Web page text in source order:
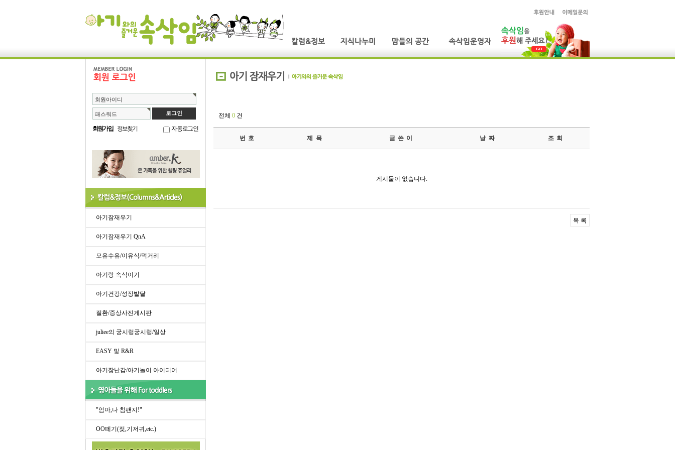
회원아이디
패스워드
회원가입 정보찾기 자동로그인
아기잠재우기
아기잠재우기 QnA
모유수유/이유식/먹거리
아기랑 속삭이기
아기건강/성장발달
질환/증상사진게시판
juliee의 궁시렁궁시렁/일상
EASY 및 R&R
아기장난감/아기놀이 아이디어
"엄마,나 침팬지!"
OO떼기(젖,기저귀,etc.)
전체 0 건
번 호 제 목 글 쓴 이 날 짜 조 회
게시물이 없습니다.
목 록